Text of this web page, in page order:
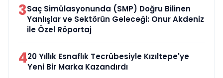
3Saç Simülasyonunda (SMP) Doğru Bilinen
Yanlışlar ve Sektörün Geleceği: Onur Akdeniz
ile Özel Röportaj
420 Yıllık Esnaflık Tecrübesiyle Kızıltepe'ye
Yeni Bir Marka Kazandırdı